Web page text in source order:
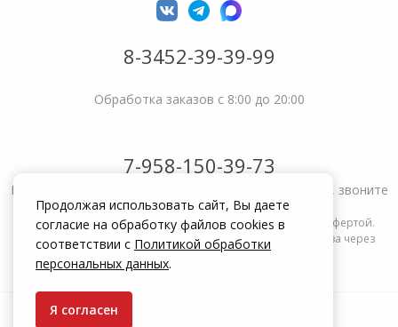
8-3452-39-39-99
Обработка заказов с 8:00 до 20:00
7-958-150-39-73
Не получается решить вопрос или возникла жалоба, звоните
Информация на сайте zakrepi.ru не является публичной офертой.
Указанные цены действуют только при оформлении заказа через
интернет-магазин zakrepi.ru.
Продолжая использовать сайт, Вы даете
согласие на обработку файлов cookies в
соответствии с Политикой обработки
персональных данных.
Я согласен